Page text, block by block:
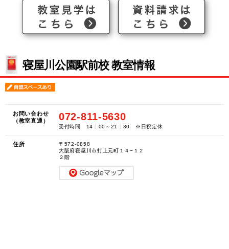
寝屋川公園駅前校 教室情報
お問い合わせ
（教室直通）
072-811-5630
受付時間 14：00～21：30 ※日祝定休
住所
〒572-0858
大阪府寝屋川市打上元町１４−１２
２階